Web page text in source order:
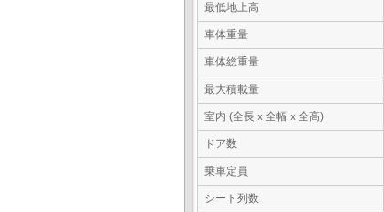
最低地上高
車体重量
車体総重量
最大積載量
室内 (全長ｘ全幅ｘ全高)
ドア数
乗車定員
シート列数